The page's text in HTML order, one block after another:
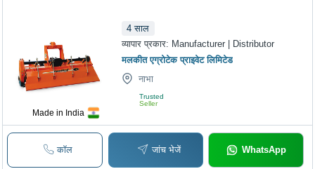
Made in India
4 साल
व्यापार प्रकार: Manufacturer | Distributor
मलकीत एग्रोटेक प्राइवेट लिमिटेड
नाभा
Trusted
Seller
कॉल जांच भेजें WhatsApp